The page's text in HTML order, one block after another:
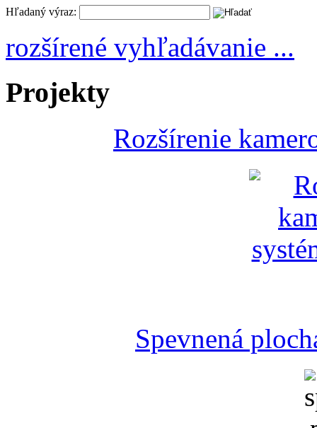
Hľadaný výraz:
rozšírené vyhľadávanie ...
Projekty
Rozšírenie
Spevnená